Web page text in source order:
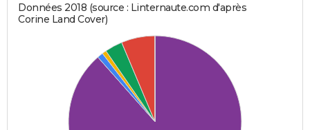
Données 2018 (source : Linternaute.com d'après
Corine Land Cover)